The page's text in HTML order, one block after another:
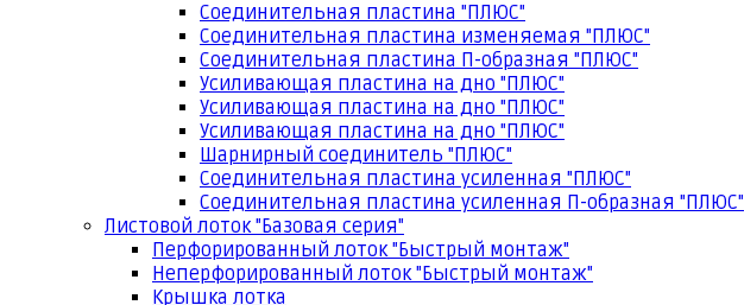
Соединительная пластина "ПЛЮС"
Соединительная пластина изменяемая "ПЛЮС"
Соединительная пластина П-образная "ПЛЮС"
Усиливающая пластина на дно "ПЛЮС"
Усиливающая пластина на дно "ПЛЮС"
Усиливающая пластина на дно "ПЛЮС"
Шарнирный соединитель "ПЛЮС"
Соединительная пластина усиленная "ПЛЮС"
Соединительная пластина усиленная П-образная "ПЛЮС"
Листовой лоток "Базовая серия"
Перфорированный лоток "Быстрый монтаж"
Неперфорированный лоток "Быстрый монтаж"
Крышка лотка